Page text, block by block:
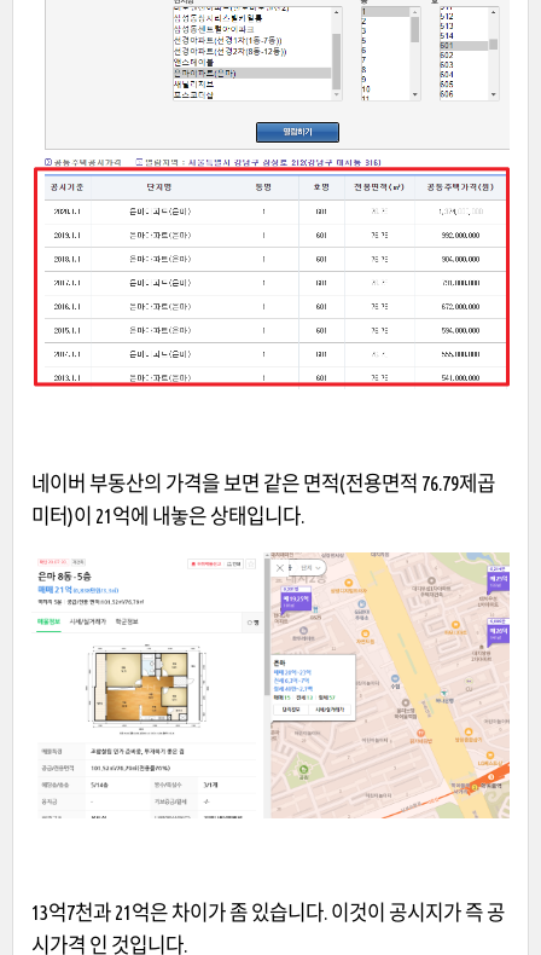
네이버 부동산의 가격을 보면 같은 면적(전용면적 76.79제곱
미터)이 21억에 내놓은 상태입니다.
13억7천과 21억은 차이가 좀 있습니다. 이것이 공시지가 즉 공
시가격 인 것입니다.